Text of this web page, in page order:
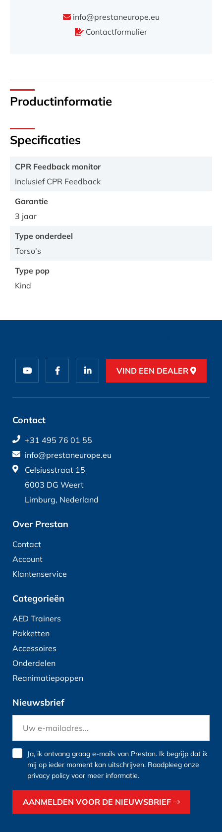
info@prestaneurope.eu
Contactformulier
Productinformatie
Specificaties
CPR Feedback monitor
Inclusief CPR Feedback
Garantie
3 jaar
Type onderdeel
Torso's
Type pop
Kind
VIND EEN DEALER
Contact
+31 495 76 01 55
info@prestaneurope.eu
Celsiusstraat 15
6003 DG Weert
Limburg, Nederland
Over Prestan
Contact
Account
Klantenservice
Categorieën
AED Trainers
Pakketten
Accessoires
Onderdelen
Reanimatiepoppen
Nieuwsbrief
Ja, ik ontvang graag e-mails van Prestan. Ik begrijp dat ik
mij op ieder moment kan uitschrijven. Raadpleeg onze
privacy policy voor meer informatie.
AANMELDEN VOOR DE NIEUWSBRIEF